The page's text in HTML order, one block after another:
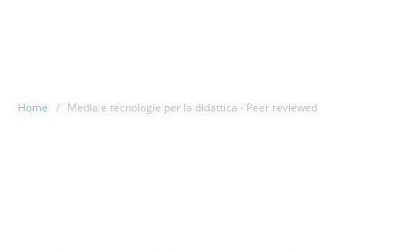
Home / Media e tecnologie per la didattica - Peer reviewed